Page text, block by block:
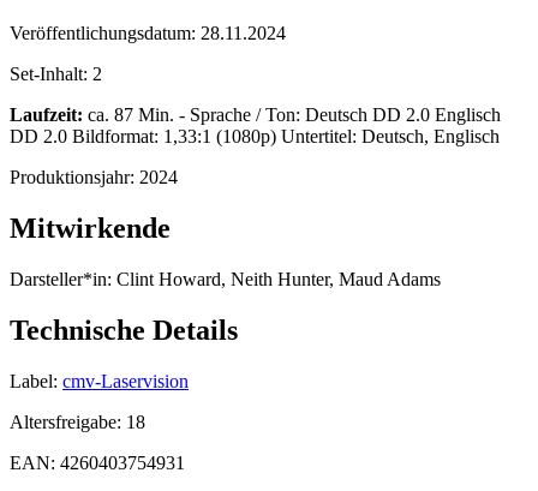
Veröffentlichungsdatum: 28.11.2024
Set-Inhalt: 2
Laufzeit: ca. 87 Min. - Sprache / Ton: Deutsch DD 2.0 Englisch
DD 2.0 Bildformat: 1,33:1 (1080p) Untertitel: Deutsch, Englisch
Produktionsjahr: 2024
Mitwirkende
Darsteller*in: Clint Howard, Neith Hunter, Maud Adams
Technische Details
Label: cmv-Laservision
Altersfreigabe: 18
EAN: 4260403754931